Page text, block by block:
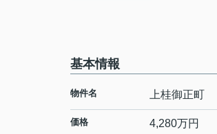
基本情報
物件名 上桂御正町
価格 4,280万円